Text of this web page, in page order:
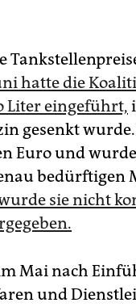
hatte die
Liter eingeführt,
gesenkt
Euro und
bedürftigen
sie nicht
Mai nach
und